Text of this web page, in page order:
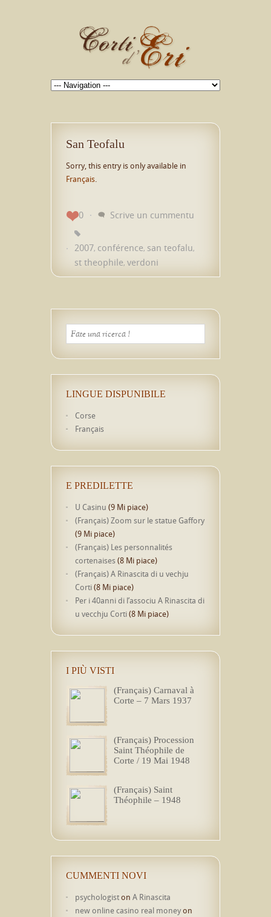
San Teofalu
Sorry, this entry is only available in
Français
0 Scrive un cummentu
2007, conférence, san teofalu,
st theophile, verdoni
LINGUE DISPUNIBILE
Corse
Français
E PREDILETTE
U Casinu (9 Mi piace)
(Français) Zoom sur le statue Gaffory
(9 Mi piace)
(Français) Les personnalités
cortenaises (8 Mi piace)
(Français) A Rinascita di u vechju
Corti(8 Mi piace)
Per i 40anni di l’associu A Rinascita di
u vecchju Corti(8 Mi piace)
I PIÙ VISTI
(Français) Carnaval à
Corte – 7 Mars 1937
(Français) Procession
Saint Théophile de
Corte / 19 Mai 1948
(Français) Saint
Théophile – 1948
CUMMENTI NOVI
psychologiston A Rinascita
new online casino real moneyon